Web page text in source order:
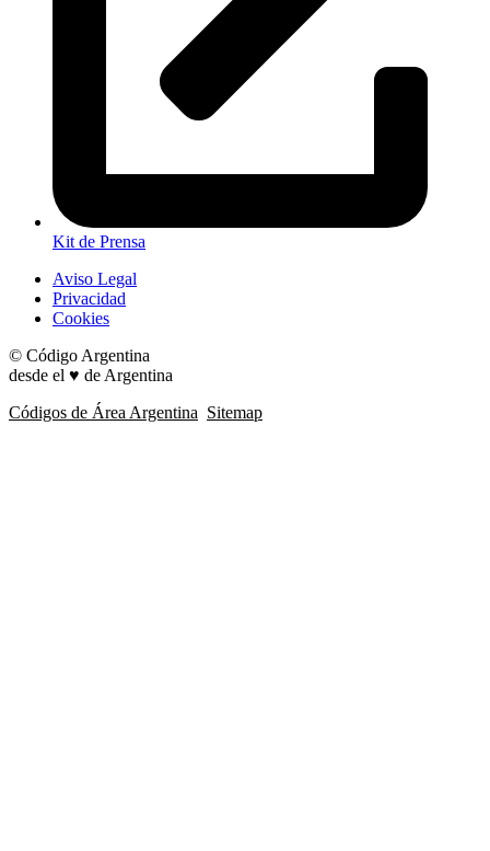
Kit de Prensa
Aviso Legal
Privacidad
Cookies
© Código Argentina
desde el ♥ de Argentina
Códigos de Área Argentina Sitemap